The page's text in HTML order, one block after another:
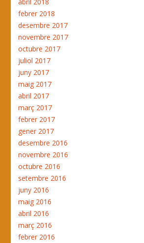
febrer 2018
desembre 2017
novembre 2017
octubre 2017
juliol 2017
juny 2017
maig 2017
abril 2017
març 2017
febrer 2017
gener 2017
desembre 2016
novembre 2016
octubre 2016
setembre 2016
juny 2016
maig 2016
abril 2016
març 2016
febrer 2016